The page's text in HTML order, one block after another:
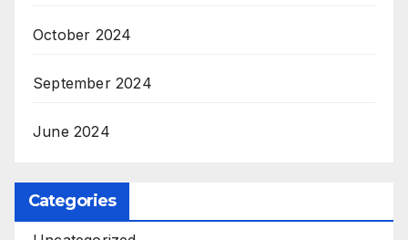
October 2024
September 2024
June 2024
Categories